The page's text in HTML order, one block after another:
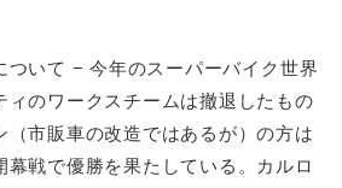
ついて − 今年のスーパーバイク世界
ィのワークスチームは撤退したもの
（市販車の改造ではあるが）の方は
幕戦で優勝を果たしている。カルロ